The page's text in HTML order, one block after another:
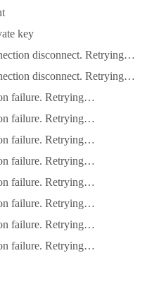
key
disconnect. Retrying…
disconnect. Retrying…
failure. Retrying…
failure. Retrying…
failure. Retrying…
failure. Retrying…
failure. Retrying…
failure. Retrying…
failure. Retrying…
failure. Retrying…